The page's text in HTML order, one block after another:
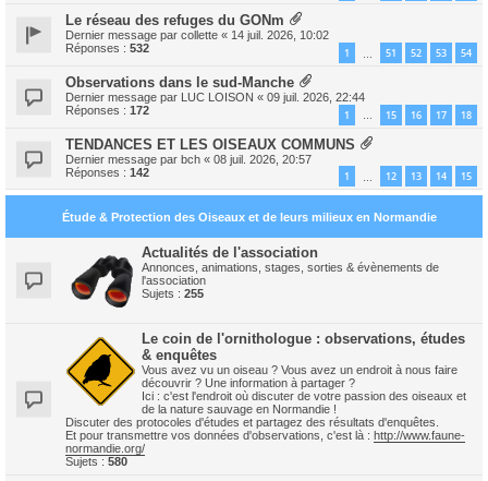
Le réseau des refuges du GONm
Dernier message par collette « 14 juil. 2026, 10:02
Réponses : 532 1 51 52 53 54
Observations dans le sud-Manche
Dernier message par LUC LOISON « 09 juil. 2026, 22:44
Réponses : 172 1 … 15 16 17 18
TENDANCES ET LES OISEAUX COMMUNS
Dernier message par bch « 08 juil. 2026, 20:57
Réponses : 142 1 12 13 14 15
Étude & Protection des Oiseaux et de leurs milieux en Normandie
Actualités de l'association
Annonces, animations, stages, sorties & évènements de
l'association
Sujets : 255
Le coin de l'ornithologue : observations, études
& enquêtes
Vous avez vu un oiseau ? Vous avez un endroit à nous faire
découvrir ? Une information à partager ?
Ici : c'est l'endroit où discuter de votre passion des oiseaux et
de la nature sauvage en Normandie !
Discuter des protocoles d'études et partagez des résultats d'enquêtes.
Et pour transmettre vos données d'observations, c'est là : http://www.faune-
normandie.org/
Sujets : 580